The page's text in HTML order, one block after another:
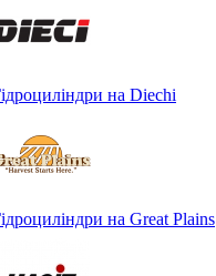
на Diechi
на Great Plains